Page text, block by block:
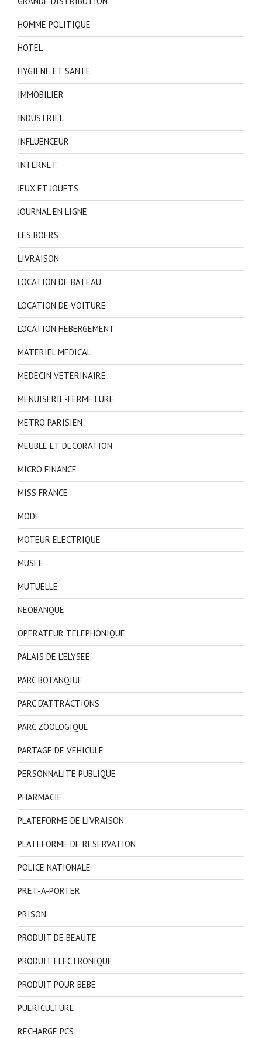
HOMME POLITIQUE
HOTEL
HYGIENE ET SANTE
IMMOBILIER
INDUSTRIEL
INFLUENCEUR
INTERNET
JEUX ET JOUETS
JOURNAL EN LIGNE
LES BOERS
LIVRAISON
LOCATION DE BATEAU
LOCATION DE VOITURE
LOCATION HEBERGEMENT
MATERIEL MEDICAL
MEDECIN VETERINAIRE
MENUISERIE-FERMETURE
METRO PARISIEN
MEUBLE ET DECORATION
MICRO FINANCE
MISS FRANCE
MODE
MOTEUR ELECTRIQUE
MUSEE
MUTUELLE
NEOBANQUE
OPERATEUR TELEPHONIQUE
PALAIS DE L'ELYSEE
PARC BOTANQIUE
PARC D'ATTRACTIONS
PARC ZOOLOGIQUE
PARTAGE DE VEHICULE
PERSONNALITE PUBLIQUE
PHARMACIE
PLATEFORME DE LIVRAISON
PLATEFORME DE RESERVATION
POLICE NATIONALE
PRET-A-PORTER
PRISON
PRODUIT DE BEAUTE
PRODUIT ELECTRONIQUE
PRODUIT POUR BEBE
PUERICULTURE
RECHARGE PCS